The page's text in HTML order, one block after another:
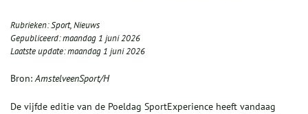
Rubrieken:Sport,Nieuws
Gepubliceerd:maandag 1 juni 2026
Laatste update:maandag 1 juni 2026
Bron:AmstelveenSport/H
De vijfde editie van de Poeldag SportExperience heeft vandaag